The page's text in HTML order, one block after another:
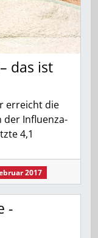
das ist
erreicht die
der Influenza-
4,1
2017